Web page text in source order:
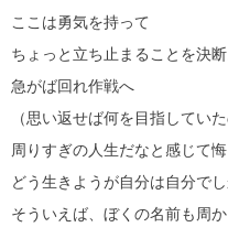
ここは勇気を持って
ちょっと立ち止まることを決断
急がば回れ作戦へ
（思い返せば何を目指していた
周りすぎの人生だなと感じて
どう生きようが自分は自分でし
そういえば、ぼくの名前も周か